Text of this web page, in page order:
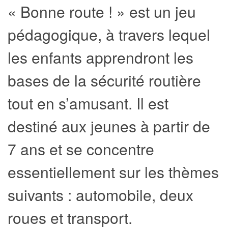
« Bonne route ! » est un jeu
pédagogique, à travers lequel
les enfants apprendront les
bases de la sécurité routière
tout en s’amusant. Il est
destiné aux jeunes à partir de
7 ans et se concentre
essentiellement sur les thèmes
suivants : automobile, deux
roues et transport.